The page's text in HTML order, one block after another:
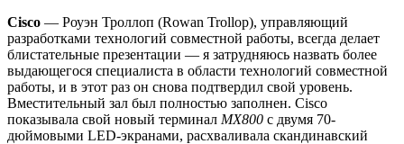
Cisco — Роуэн Троллоп (Rowan Trollop), управляющий
разработками технологий совместной работы, всегда делает
блистательные презентации — я затрудняюсь назвать более
выдающегося специалиста в области технологий совместной
работы, и в этот раз он снова подтвердил свой уровень.
Вместительный зал был полностью заполнен. Cisco
показывала свой новый терминал MX800 с двумя 70-
дюймовыми LED-экранами, расхваливала скандинавский